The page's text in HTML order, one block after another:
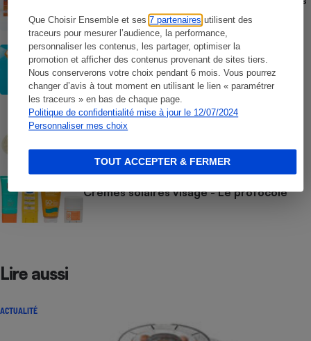
Que Choisir Ensemble et ses7 partenaires utilisent des
traceurs pour mesurer l’audience, la performance,
personnaliser les contenus, les partager, optimiser la
promotion et afficher des contenus provenant de sites tiers.
Nous conserverons votre choix pendant 6 mois. Vous pourrez
changer d’avis à tout moment en utilisant le lien « paramétrer
les traceurs » en bas de chaque page.
Politique de confidentialité mise à jour le 12/07/2024
Personnaliser mes choix
TOUT ACCEPTER & FERMER
plateformes chinoises
CONSEILS
Crèmes solaires - Les logos à la loupe
COMMENT NOUS TESTONS
Crèmes solaires - Le protocole
Crèmes solaires visage - Le protocole
Lire aussi
ACTUALITÉ